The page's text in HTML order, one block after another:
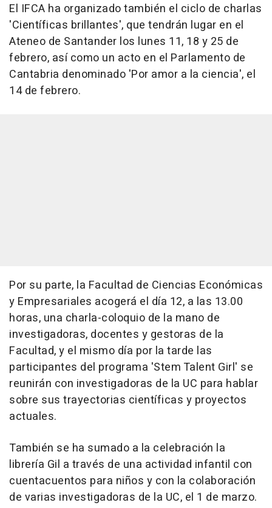
El IFCA ha organizado también el ciclo de charlas
'Científicas brillantes', que tendrán lugar en el
Ateneo de Santander los lunes 11, 18 y 25 de
febrero, así como un acto en el Parlamento de
Cantabria denominado 'Por amor a la ciencia', el
14 de febrero.
Por su parte, la Facultad de Ciencias Económicas
y Empresariales acogerá el día 12, a las 13.00
horas, una charla-coloquio de la mano de
investigadoras, docentes y gestoras de la
Facultad, y el mismo día por la tarde las
participantes del programa 'Stem Talent Girl' se
reunirán con investigadoras de la UC para hablar
sobre sus trayectorias científicas y proyectos
actuales.
También se ha sumado a la celebración la
librería Gil a través de una actividad infantil con
cuentacuentos para niños y con la colaboración
de varias investigadoras de la UC, el 1 de marzo.